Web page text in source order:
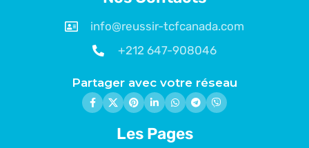
info@reussir-tcfcanada.com
+212 647-908046
Partager avec votre réseau
Les Pages